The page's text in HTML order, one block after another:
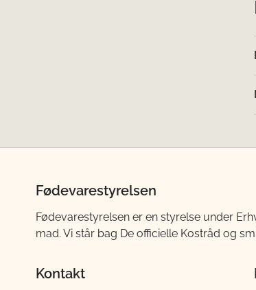
Fødevarestyrelsen
Fødevarestyrelsen er en styrelse under
mad. Vi står bag De officielle Kostråd og
Kontakt